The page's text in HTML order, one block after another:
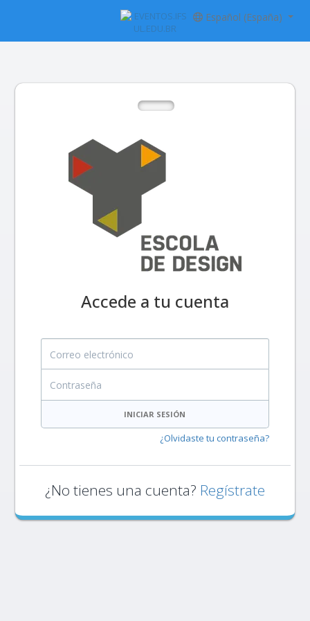
Español (España)
Accede a tu cuenta
Correo electrónico
INICIAR SESIÓN
¿Olvidaste tu contraseña?
¿No tienes una cuenta? Regístrate